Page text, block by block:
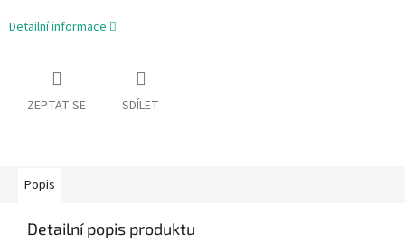
Detailní informace
ZEPTAT SE SDÍLET
Popis
Detailní popis produktu